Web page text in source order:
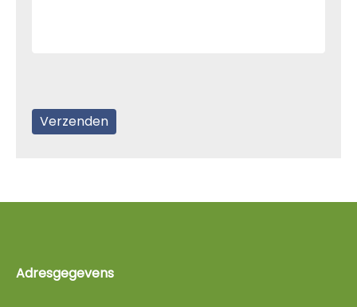
Adresgegevens